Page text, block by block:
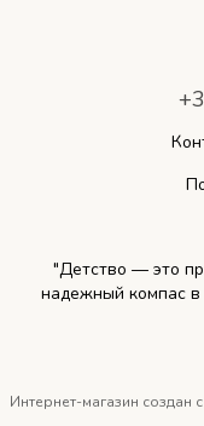
"Детство — это
надежный компас
Интернет-магазин создан